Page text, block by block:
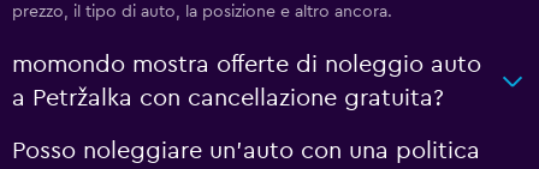
prezzo, il tipo di auto, la posizione e altro ancora.
momondo mostra offerte di noleggio auto
a Petržalka con cancellazione gratuita?
Posso noleggiare un'auto con una politica